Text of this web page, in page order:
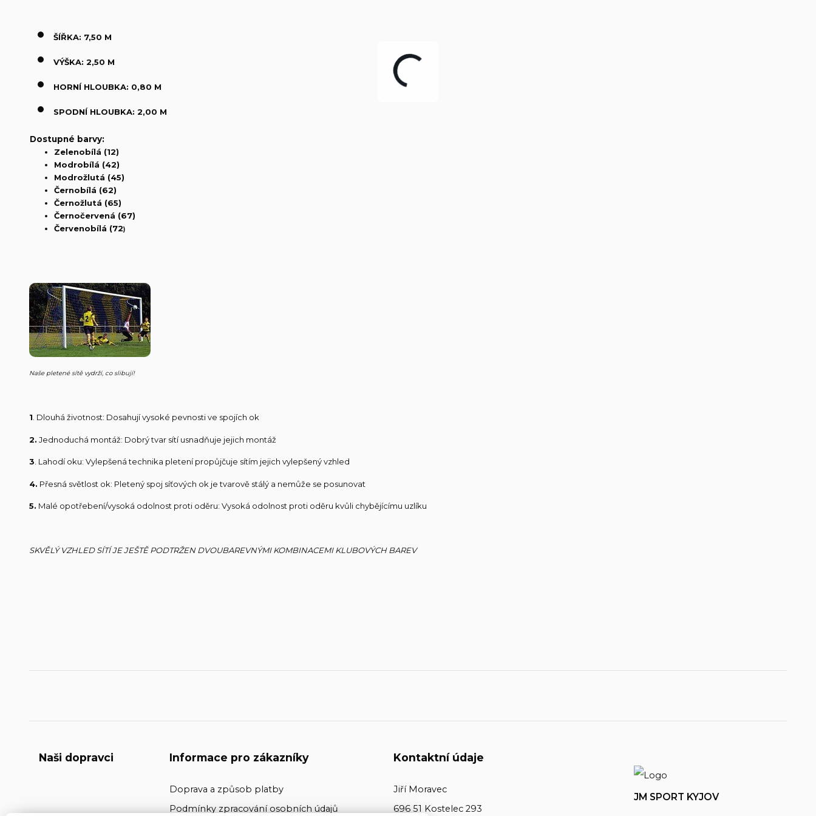
ŠÍŘKA: 7,50 M
VÝŠKA: 2,50 M
HORNÍ HLOUBKA: 0,80 M
SPODNÍ HLOUBKA: 2,00 M
Dostupné barvy:
Zelenobílá (12)
Modrobílá (42)
Modrožlutá (45)
Černobílá (62)
Černožlutá (65)
Černočervená (67)
Červenobílá (72)
Naše pletené sítě vydrží, co slibují!
1 . Dlouhá životnost: Dosahují vysoké pevnosti ve spojích ok
2. Jednoduchá montáž: Dobrý tvar sítí usnadňuje jejich montáž
3 . Lahodí oku: Vylepšená technika pletení propůjčuje sítím jejich vylepšený vzhled
4. Přesná světlost ok: Pletený spoj síťových ok je tvarově stálý a nemůže se posunovat
5. Malé opotřebení/vysoká odolnost proti oděru: Vysoká odolnost proti oděru kvůli chybějícímu uzlíku
SKVĚLÝ VZHLED SÍTÍ JE JEŠTĚ PODTRŽEN DVOUBAREVNÝMI KOMBINACEMI KLUBOVÝCH BAREV
Naši dopravci Informace pro zákazníky
Doprava a způsob platby
Podmínky zpracování osobních údajů
Kontaktní údaje
Jiří Moravec
696 51 Kostelec 293
JM SPORT KYJOV